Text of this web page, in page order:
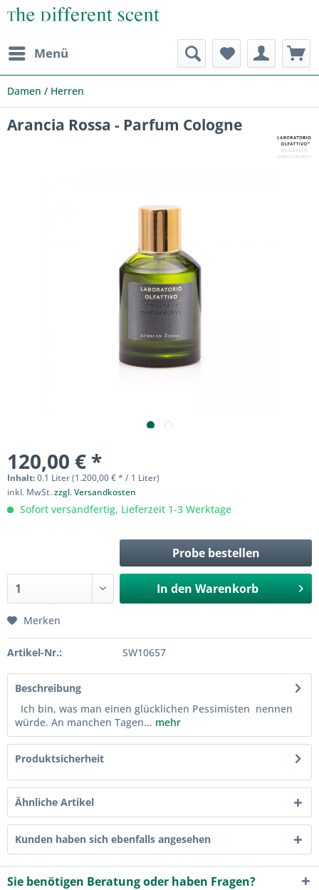
Menü
Damen / Herren
Arancia Rossa - Parfum Cologne
120,00 € *
Inhalt:0.1 Liter (1.200,00 € * / 1 Liter)
inkl. MwSt.zzgl. Versandkosten
Sofort versandfertig, Lieferzeit 1-3 Werktage
Probe bestellen
In den Warenkorb
Merken
Artikel-Nr.: SW10657
Beschreibung
Ich bin, was man einen glücklichen Pessimisten nennen
würde. An manchen Tagen... mehr
Produktsicherheit
Ähnliche Artikel
Kunden haben sich ebenfalls angesehen
Sie benötigen Beratung oder haben Fragen?